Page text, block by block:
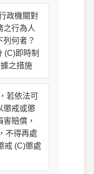
政機關對
之行為人
列何者？
(C)即時制
之措施
若依法可
懲戒或懲
賠償，
不得再處
戒 (C)懲處